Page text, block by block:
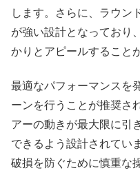
します。さらに、ラウン
が強い設計となっており
かりとアピールすること
最適なパフォーマンスを
ーンを行うことが推奨さ
アーの動きが最大限に引
できるよう設計されてい
破損を防ぐために慎重な